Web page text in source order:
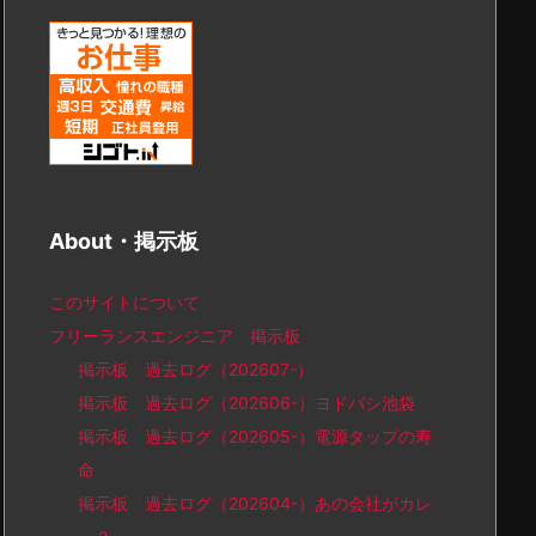
About・掲示板
このサイトについて
フリーランスエンジニア 掲示板
掲示板 過去ログ（202607-）
掲示板 過去ログ（202606-）ヨドバシ池袋
掲示板 過去ログ（202605-）電源タップの寿
命
掲示板 過去ログ（202604-）あの会社がカレ